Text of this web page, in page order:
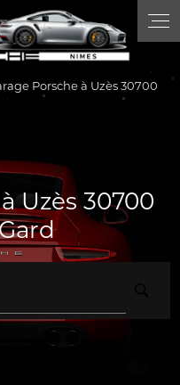
Porsche à Uzès 30700
Uzès 30700